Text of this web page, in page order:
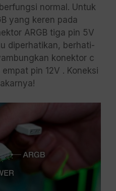
normal. Untuk
yang keren pada
ARGB tiga pin 5V
diperhatikan, berhati-
konektor c
pin 12V . Koneksi